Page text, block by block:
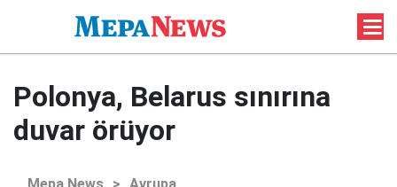
Polonya, Belarus sınırına
duvar örüyor